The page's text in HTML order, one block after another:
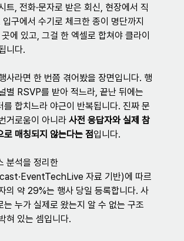
트, 전화·문자로 받은 회신, 현장에서 직
구에서 수기로 체크한 종이 명단까지
에 있고, 그걸 한 엑셀로 합쳐야 클라이
니다.
사라면 한 번쯤 겪어봤을 장면입니다. 행
별 RSVP를 받아 적느라, 끝난 뒤에는
를 합치느라 야근이 반복됩니다. 진짜 문
거로움이 아니라 사전 응답자와 실제 참
로 매칭되지 않는다는 점 입니다.
분석을 정리한
자료 기반)에 따르
의 약 29%는 행사 당일 등록합니다. 사
는 누가 실제로 왔는지 알 수 없는 구조
혀 있는 셈입니다.